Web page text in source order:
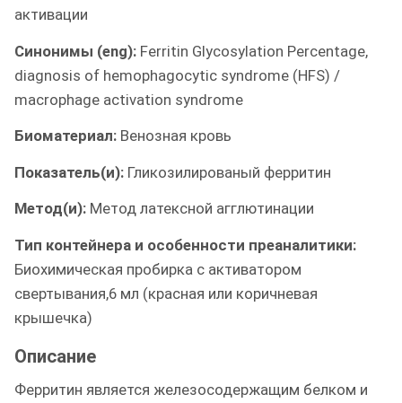
активации
Синонимы (eng): Ferritin Glycosylation Percentage,
diagnosis of hemophagocytic syndrome (HFS) /
macrophage activation syndrome
Биоматериал: Венозная кровь
Показатель(и): Гликозилированый ферритин
Метод(и): Метод латексной агглютинации
Тип контейнера и особенности преаналитики:
Биохимическая пробирка с активатором
свертывания,6 мл (красная или коричневая
крышечка)
Описание
Ферритин является железосодержащим белком и